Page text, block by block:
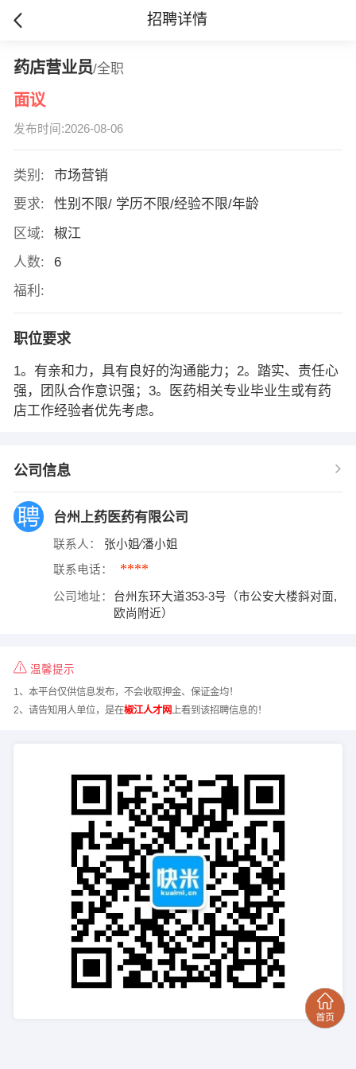
招聘详情
药店营业员/全职
面议
发布时间:2026-08-06
类别:
市场营销
要求:
性别不限/ 学历不限/经验不限/年龄
区域:
椒江
人数:
6
福利:
职位要求
1。有亲和力，具有良好的沟通能力；2。踏实、责任心
强，团队合作意识强；3。医药相关专业毕业生或有药
店工作经验者优先考虑。
公司信息
台州上药医药有限公司
联系人： 张小姐∕潘小姐
联系电话： ****
公司地址：
台州东环大道353-3号（市公安大楼斜对面,
欧尚附近）
温馨提示
1、本平台仅供信息发布，不会收取押金、保证金均！
2、请告知用人单位，是在椒江人才网上看到该招聘信息的！